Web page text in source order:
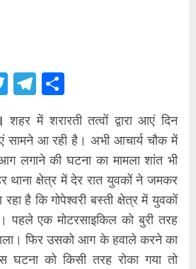
TwitterTelegram
शहर में शरारती तत्वों द्वारा आएं दिन
सामने आ रही है। अभी आचार्य चौक में
लगाने की घटना का मामला शांत भी
थाना क्षेत्र में देर रात युवकों ने जमकर
है कि गोपेश्वरी बस्ती क्षेत्र में युवकों
पहले एक मोटरसाइकिल को बुरी तरह
फिर उसको आग के हवाले करने का
घटना को किसी तरह रोका गया तो